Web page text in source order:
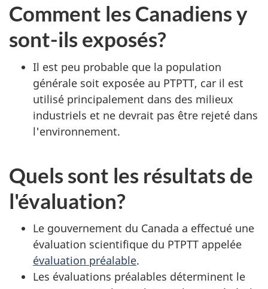
Comment les Canadiens y
sont-ils exposés?
Il est peu probable que la population
générale soit exposée au PTPTT, car il est
utilisé principalement dans des milieux
industriels et ne devrait pas être rejeté dans
l'environnement.
Quels sont les résultats de
l'évaluation?
Le gouvernement du Canada a effectué une
évaluation scientifique du PTPTT appelée
évaluation préalable.
Les évaluations préalables déterminent le